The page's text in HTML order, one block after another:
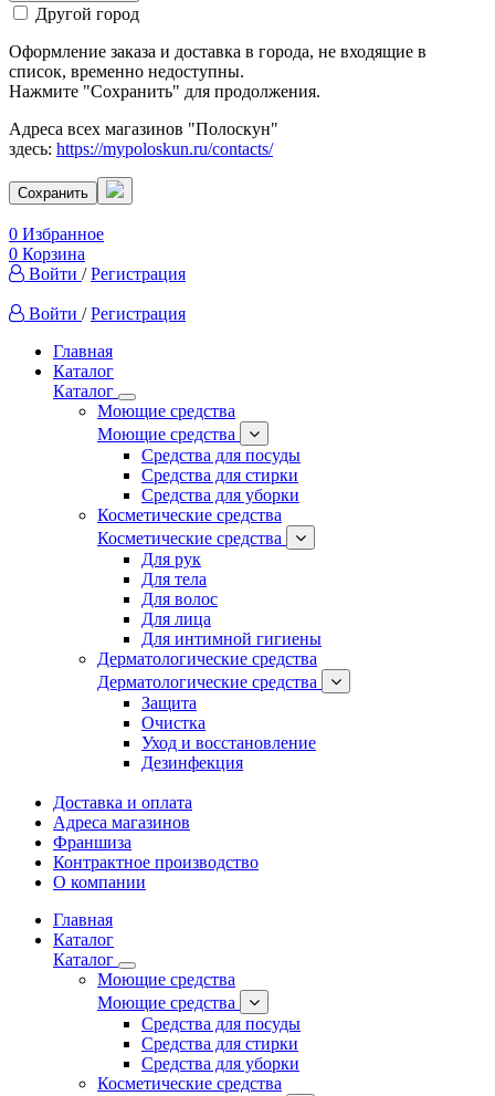
Другой город
Оформление заказа и доставка в города, не входящие в
список, временно недоступны.
Нажмите "Сохранить" для продолжения.
Адреса всех магазинов "Полоскун"
здесь: https://mypoloskun.ru/contacts/
Сохранить
0 Избранное
0 Корзина
Войти / Регистрация
Войти / Регистрация
Главная
Каталог
Каталог
Моющие средства
Моющие средства
Средства для посуды
Средства для стирки
Средства для уборки
Косметические средства
Косметические средства
Для рук
Для тела
Для волос
Для лица
Для интимной гигиены
Дерматологические средства
Дерматологические средства
Защита
Очистка
Уход и восстановление
Дезинфекция
Доставка и оплата
Адреса магазинов
Франшиза
Контрактное производство
О компании
Главная
Каталог
Каталог
Моющие средства
Моющие средства
Средства для посуды
Средства для стирки
Средства для уборки
Косметические средства